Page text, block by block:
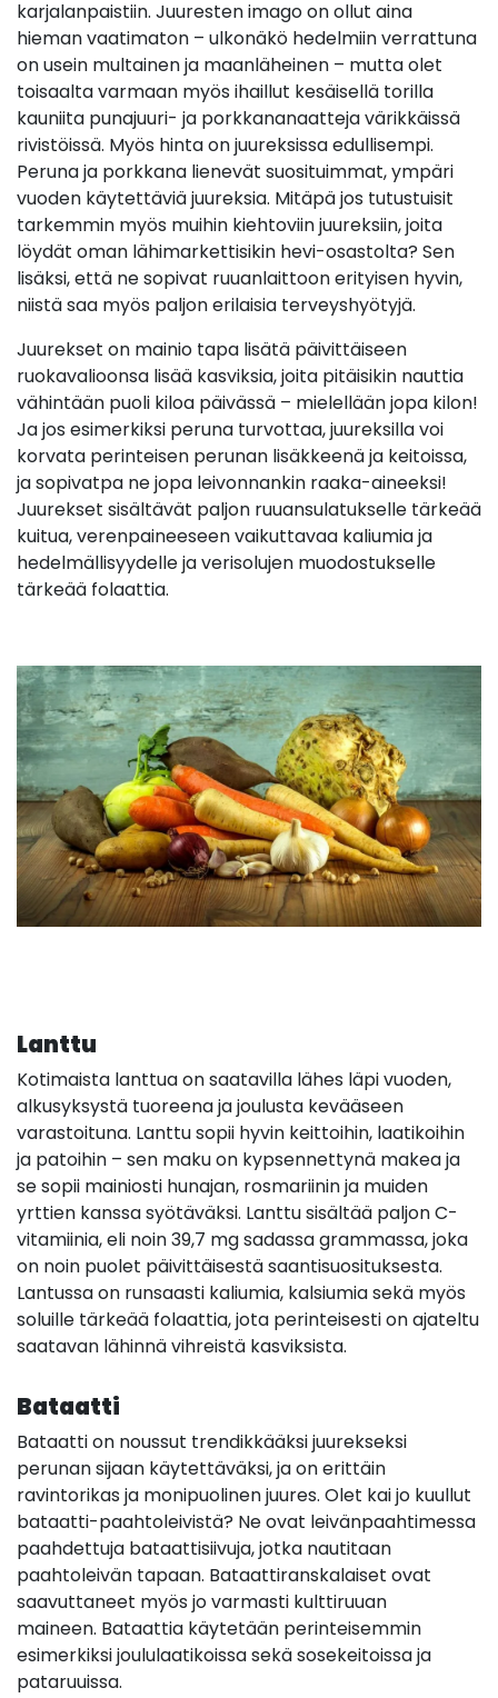
karjalanpaistiin. Juuresten imago on ollut aina
hieman vaatimaton – ulkonäkö hedelmiin verrattuna
on usein multainen ja maanläheinen – mutta olet
toisaalta varmaan myös ihaillut kesäisellä torilla
kauniita punajuuri- ja porkkananaatteja värikkäissä
rivistöissä. Myös hinta on juureksissa edullisempi.
Peruna ja porkkana lienevät suosituimmat, ympäri
vuoden käytettäviä juureksia. Mitäpä jos tutustuisit
tarkemmin myös muihin kiehtoviin juureksiin, joita
löydät oman lähimarkettisikin hevi-osastolta? Sen
lisäksi, että ne sopivat ruuanlaittoon erityisen hyvin,
niistä saa myös paljon erilaisia terveyshyötyjä.
Juurekset on mainio tapa lisätä päivittäiseen
ruokavalioonsa lisää kasviksia, joita pitäisikin nauttia
vähintään puoli kiloa päivässä – mielellään jopa kilon!
Ja jos esimerkiksi peruna turvottaa, juureksilla voi
korvata perinteisen perunan lisäkkeenä ja keitoissa,
ja sopivatpa ne jopa leivonnankin raaka-aineeksi!
Juurekset sisältävät paljon ruuansulatukselle tärkeää
kuitua, verenpaineeseen vaikuttavaa kaliumia ja
hedelmällisyydelle ja verisolujen muodostukselle
tärkeää folaattia.
Lanttu
Kotimaista lanttua on saatavilla lähes läpi vuoden,
alkusyksystä tuoreena ja joulusta kevääseen
varastoituna. Lanttu sopii hyvin keittoihin, laatikoihin
ja patoihin – sen maku on kypsennettynä makea ja
se sopii mainiosti hunajan, rosmariinin ja muiden
yrttien kanssa syötäväksi. Lanttu sisältää paljon C-
vitamiinia, eli noin 39,7 mg sadassa grammassa, joka
on noin puolet päivittäisestä saantisuosituksesta.
Lantussa on runsaasti kaliumia, kalsiumia sekä myös
soluille tärkeää folaattia, jota perinteisesti on ajateltu
saatavan lähinnä vihreistä kasviksista.
Bataatti
Bataatti on noussut trendikkääksi juurekseksi
perunan sijaan käytettäväksi, ja on erittäin
ravintorikas ja monipuolinen juures. Olet kai jo kuullut
bataatti-paahtoleivistä? Ne ovat leivänpaahtimessa
paahdettuja bataattisiivuja, jotka nautitaan
paahtoleivän tapaan. Bataattiranskalaiset ovat
saavuttaneet myös jo varmasti kulttiruuan
maineen. Bataattia käytetään perinteisemmin
esimerkiksi joululaatikoissa sekä sosekeitoissa ja
pataruuissa.